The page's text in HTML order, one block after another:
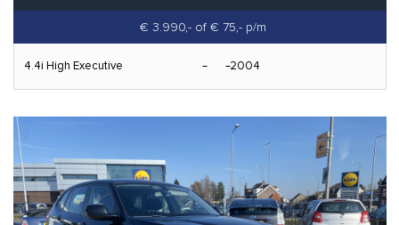
€ 3.990,- of € 75,- p/m
4.4i High Executive 2004